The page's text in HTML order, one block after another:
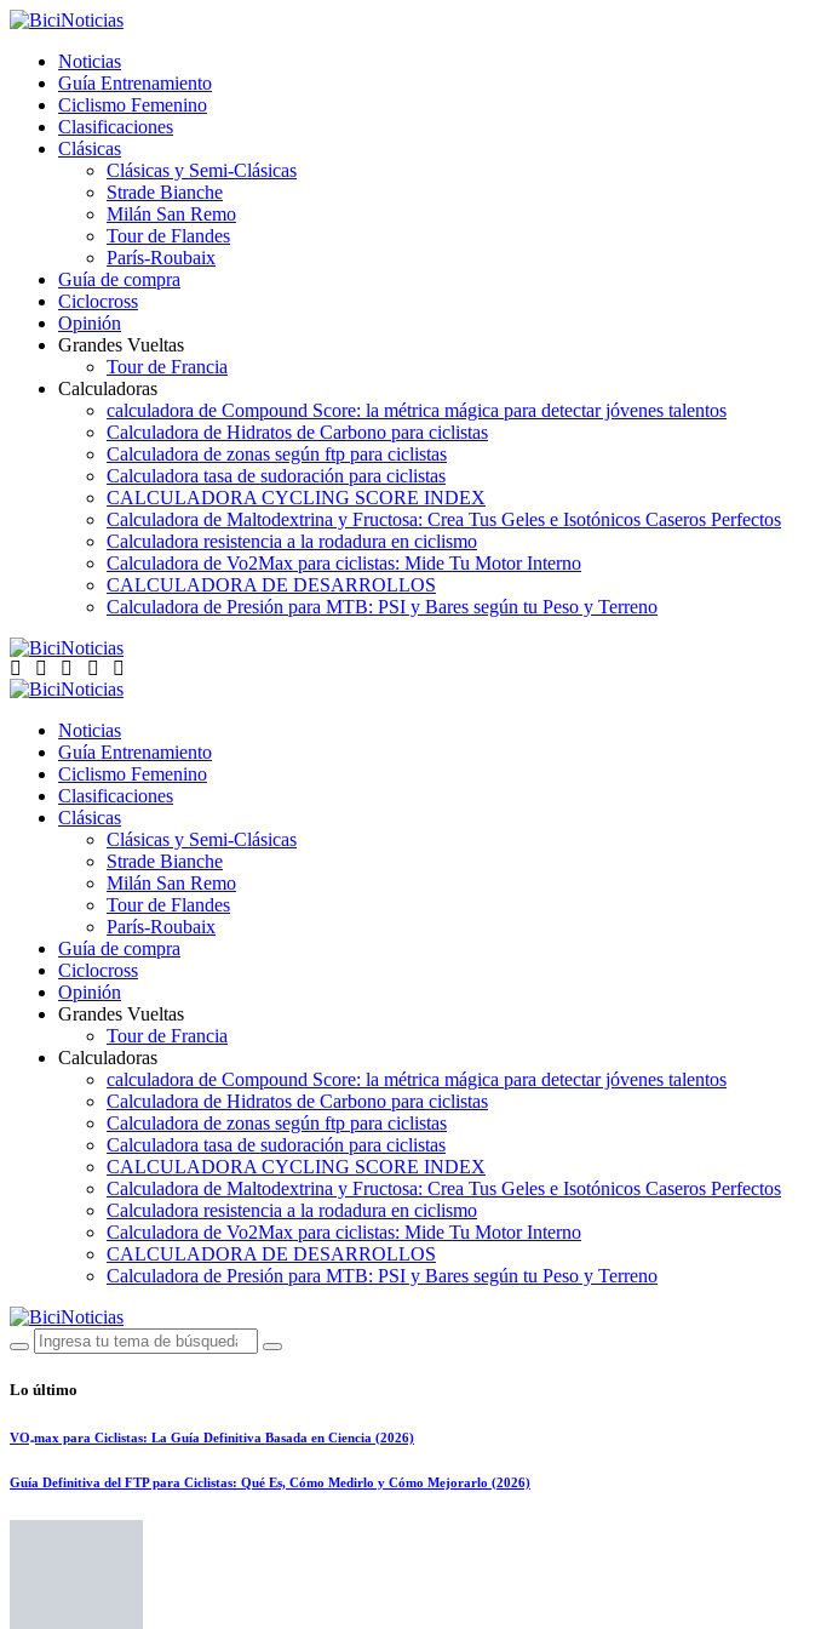
Noticias
Guía Entrenamiento
Ciclismo Femenino
Clasificaciones
Clásicas
Clásicas y Semi-Clásicas
Strade Bianche
Milán San Remo
Tour de Flandes
París-Roubaix
Guía de compra
Ciclocross
Opinión
Grandes Vueltas
Tour de Francia
Calculadoras
calculadora de Compound Score: la métrica mágica para detectar jóvenes talentos
Calculadora de Hidratos de Carbono para ciclistas
Calculadora de zonas según ftp para ciclistas
Calculadora tasa de sudoración para ciclistas
CALCULADORA CYCLING SCORE INDEX
Calculadora de Maltodextrina y Fructosa: Crea Tus Geles e Isotónicos Caseros Perfectos
Calculadora resistencia a la rodadura en ciclismo
Calculadora de Vo2Max para ciclistas: Mide Tu Motor Interno
CALCULADORA DE DESARROLLOS
Calculadora de Presión para MTB: PSI y Bares según tu Peso y Terreno
Noticias
Guía Entrenamiento
Ciclismo Femenino
Clasificaciones
Clásicas
Clásicas y Semi-Clásicas
Strade Bianche
Milán San Remo
Tour de Flandes
París-Roubaix
Guía de compra
Ciclocross
Opinión
Grandes Vueltas
Tour de Francia
Calculadoras
calculadora de Compound Score: la métrica mágica para detectar jóvenes talentos
Calculadora de Hidratos de Carbono para ciclistas
Calculadora de zonas según ftp para ciclistas
Calculadora tasa de sudoración para ciclistas
CALCULADORA CYCLING SCORE INDEX
Calculadora de Maltodextrina y Fructosa: Crea Tus Geles e Isotónicos Caseros Perfectos
Calculadora resistencia a la rodadura en ciclismo
Calculadora de Vo2Max para ciclistas: Mide Tu Motor Interno
CALCULADORA DE DESARROLLOS
Calculadora de Presión para MTB: PSI y Bares según tu Peso y Terreno
Lo último
VO₂max para Ciclistas: La Guía Definitiva Basada en Ciencia (2026)
Guía Definitiva del FTP para Ciclistas: Qué Es, Cómo Medirlo y Cómo Mejorarlo (2026)